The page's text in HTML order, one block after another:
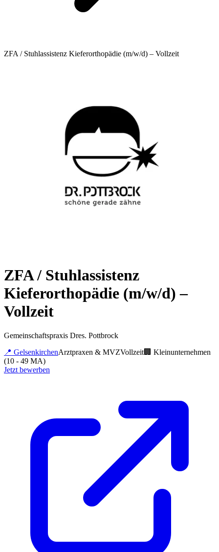
ZFA / Stuhlassistenz Kieferorthopädie (m/w/d) – Vollzeit
ZFA / Stuhlassistenz
Kieferorthopädie (m/w/d) –
Vollzeit
Gemeinschaftspraxis Dres. Pottbrock
📍 GelsenkirchenArztpraxen & MVZVollzeit🏢 Kleinunternehmen
(10 - 49 MA)
Jetzt bewerben